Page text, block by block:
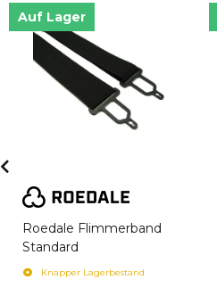
Auf Lager
Roedale Flimmerband
Standard
Knapper Lagerbestand